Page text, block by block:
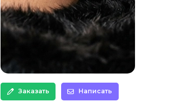
Заказать Написать